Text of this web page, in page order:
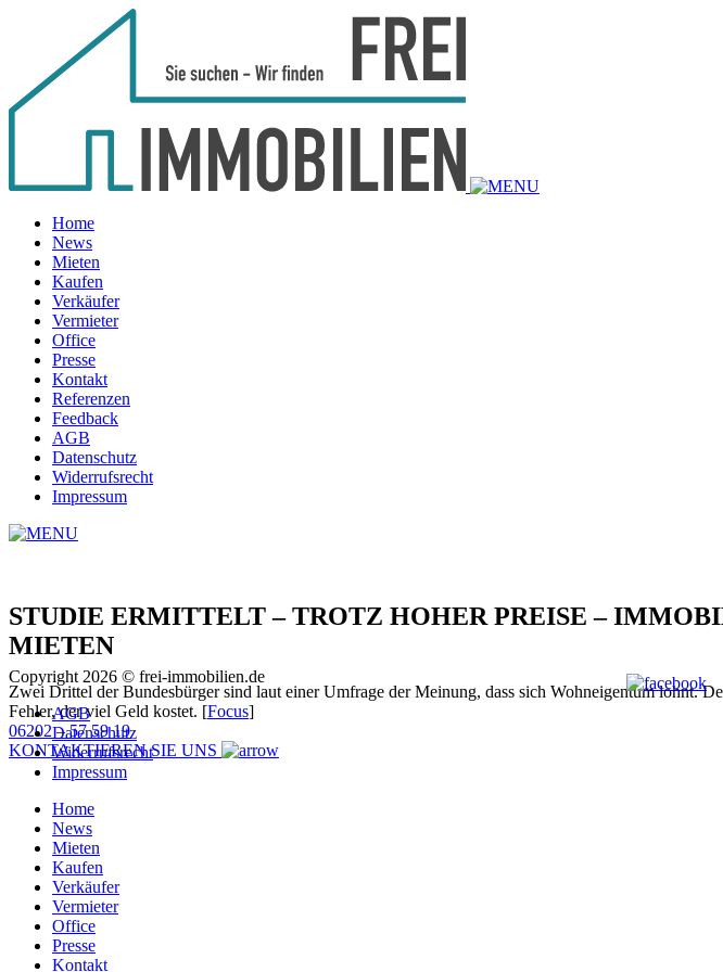
Home
News
Mieten
Kaufen
Verkäufer
Vermieter
Office
Presse
Kontakt
Referenzen
Feedback
AGB
Datenschutz
Widerrufsrecht
Impressum
STUDIE ERMITTELT – TROTZ HOHER PREISE –
MIETEN
Zwei Drittel der Bundesbürger sind laut einer Umfrage der Meinung, dass sich Wohneigentum lohnt.
Fehler, der viel Geld kostet. [Focus]
06202 – 57 59 19
KONTAKTIEREN SIE UNS
Copyright 2026 © frei-immobilien.de
AGB
Datenschutz
Widerrufsrecht
Impressum
Home
News
Mieten
Kaufen
Verkäufer
Vermieter
Office
Presse
Kontakt